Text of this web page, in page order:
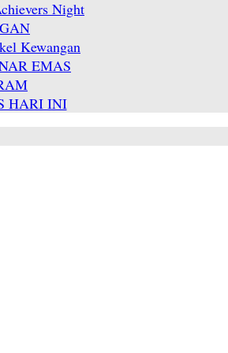
Night
Kewangan
EMAS
HARI INI